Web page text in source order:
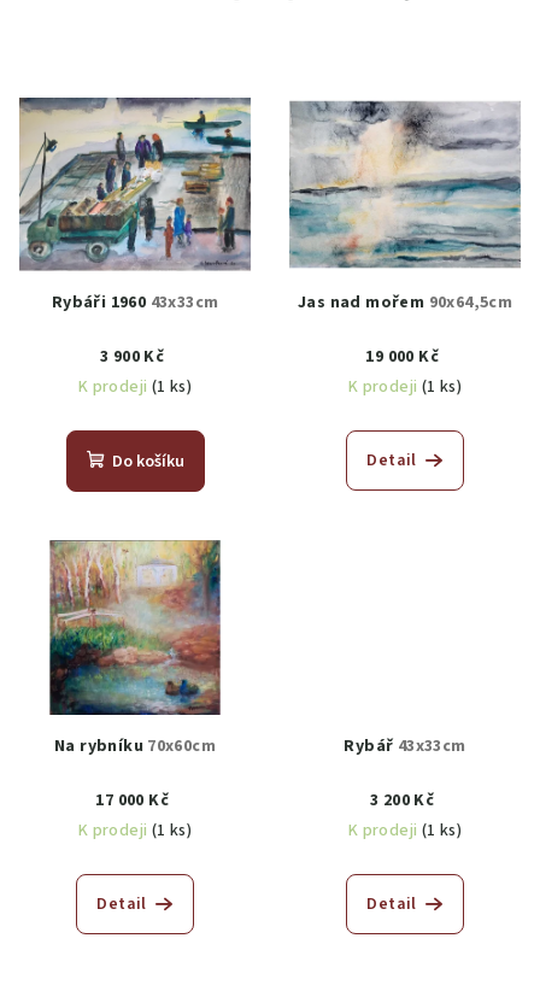
Rybáři 1960 43x33cm
3 900 Kč
K prodeji (1 ks)
Do košíku
Jas nad mořem 90x64,5cm
19 000 Kč
K prodeji (1 ks)
Detail
Na rybníku 70x60cm
17 000 Kč
K prodeji (1 ks)
Detail
Rybář 43x33cm
3 200 Kč
K prodeji (1 ks)
Detail